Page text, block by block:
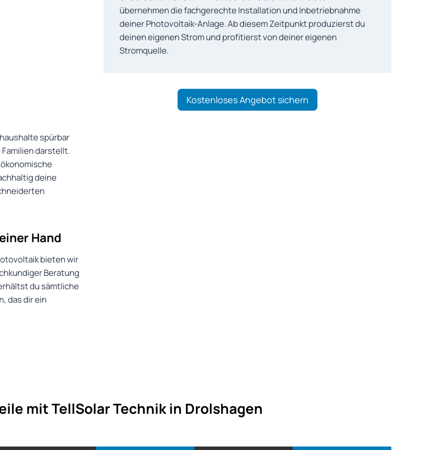
übernehmen die fachgerechte Installation und Inbetriebnahme
deiner Photovoltaik-Anlage. Ab diesem Zeitpunkt produzierst du
deinen eigenen Strom und profitierst von deiner eigenen
Stromquelle.
spürbar
darstellt.
deine
Hand
bieten wir
Beratung
du sämtliche
das dir ein
Kostenloses Angebot sichern
mit TellSolar Technik in Drolshagen